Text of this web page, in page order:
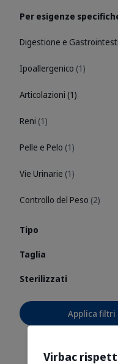
Per esigenze
Digestione e
Ipoallergenico (1)
Articolazioni (1)
Reni (1)
Pelle e Pelo (1)
Vie Urinarie (1)
Controllo del Peso (2)
Tipo
Taglia
Sterilizzati
Applica filtri
Virbac